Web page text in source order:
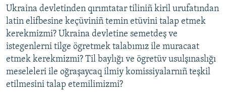
Ukraina devletinden qırımtatar tiliniñ kiril urufatından
latin elifbesine keçüviniñ temin etüvini talap etmek
kerekmizmi? Ukraina devletine semetdeş ve
istegenlerni tilge ögretmek talabımız ile muracaat
etmek kerekmizmi? Til baylığı ve ögretüv usulşınaslığı
meseleleri ile oğraşaycaq ilmiy komissiyalarnıñ teşkil
etilmesini talap etemilimizmi?